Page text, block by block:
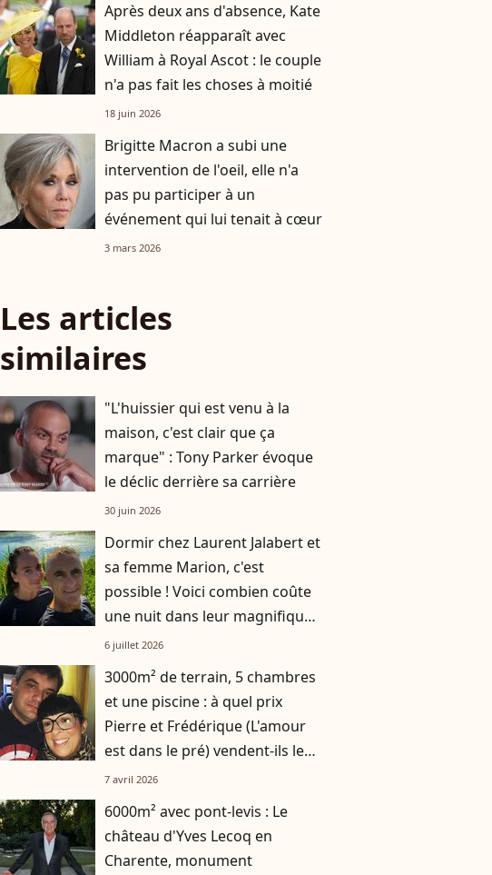
Après deux ans d'absence, Kate
Middleton réapparaît avec
William à Royal Ascot : le couple
n'a pas fait les choses à moitié
18 juin 2026
Brigitte Macron a subi une
intervention de l'oeil, elle n'a
pas pu participer à un
événement qui lui tenait à cœur
3 mars 2026
Les articles
similaires
"L'huissier qui est venu à la
maison, c'est clair que ça
marque" : Tony Parker évoque
le déclic derrière sa carrière
30 juin 2026
Dormir chez Laurent Jalabert et
sa femme Marion, c'est
possible ! Voici combien coûte
une nuit dans leur magnifique
maison du Périgord
6 juillet 2026
3000m² de terrain, 5 chambres
et une piscine : à quel prix
Pierre et Frédérique (L'amour
est dans le pré) vendent-ils leur
domaine dans le Gers ?
7 avril 2026
6000m² avec pont-levis : Le
château d'Yves Lecoq en
Charente, monument